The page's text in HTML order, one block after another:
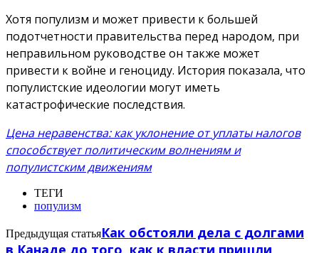
Хотя популизм и может привести к большей
подотчетности правительства перед народом, при
неправильном руководстве он также может
привести к войне и геноциду. История показала, что
популистские идеологии могут иметь
катастрофические последствия.
Цена неравенства: как уклонение от уплаты налогов
способствует политическим волнениям и
популистским движениям
ТЕГИ
популизм
Предыдущая статьяКак обстояли дела с долгами